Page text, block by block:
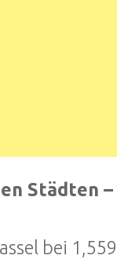
Städten
bei